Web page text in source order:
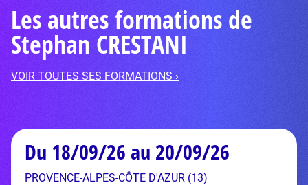
Les autres formations de
Stephan CRESTANI
VOIR TOUTES SES FORMATIONS ›
Du 18/09/26 au 20/09/26
PROVENCE-ALPES-CÔTE D'AZUR (13)